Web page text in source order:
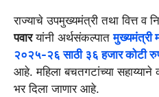
राज्याचे उपमुख्यमंत्री तथा वित्त व
पवारयांनी अर्थसंकल्पातमुख्यमंत्री
२०२५-२६ साठी ३६ हजार कोटी
आहे. महिला बचतगटांच्या
भर दिला जाणार आहे.